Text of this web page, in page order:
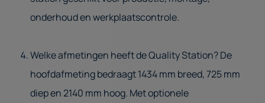
onderhoud en werkplaatscontrole.
Welke afmetingen heeft de Quality Station? De
hoofdafmeting bedraagt 1434 mm breed, 725 mm
diep en 2140 mm hoog. Met optionele